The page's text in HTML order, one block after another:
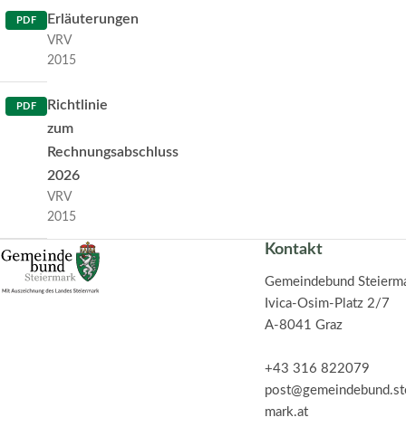
PDF Erläuterungen
VRV
2015
PDF
Richtlinie
zum
Rechnungsabschluss
2026
VRV
2015
Kontakt
Gemeindebund
Ivica-Osim-Platz 2/7
A-8041 Graz
+43 316 822079
mark.at